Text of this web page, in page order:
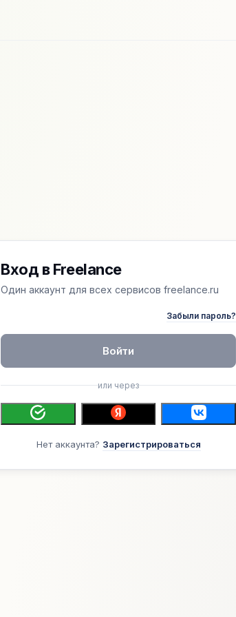
Вход в Freelance
Один аккаунт для всех сервисов freelance.ru
Забыли пароль?
Войти
или через
Нет аккаунта? Зарегистрироваться